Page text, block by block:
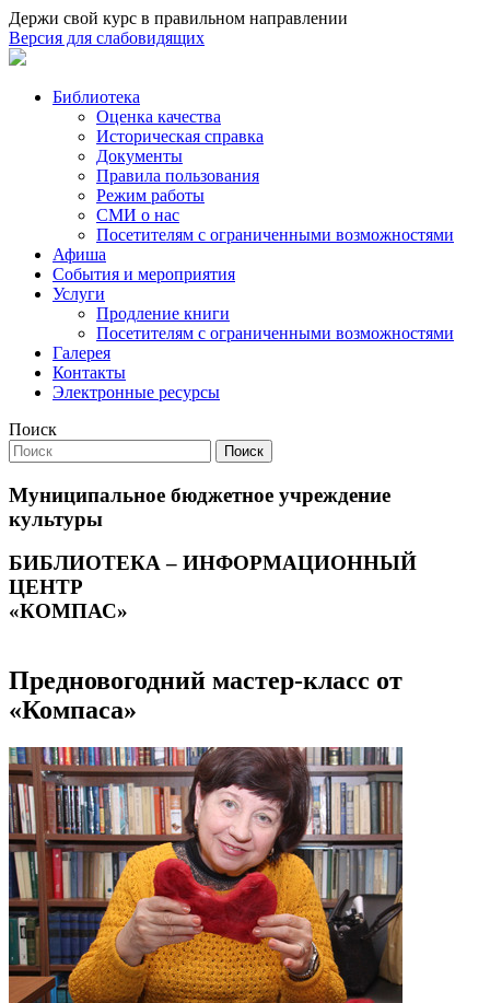
Держи свой курс в правильном направлении
Версия для слабовидящих
Библиотека
Оценка качества
Историческая справка
Документы
Правила пользования
Режим работы
СМИ о нас
Посетителям с ограниченными возможностями
Афиша
События и мероприятия
Услуги
Продление книги
Посетителям с ограниченными возможностями
Галерея
Контакты
Электронные ресурсы
Поиск
Поиск
Муниципальное бюджетное учреждение
культуры
БИБЛИОТЕКА – ИНФОРМАЦИОННЫЙ
ЦЕНТР
«КОМПАС»
Предновогодний мастер-класс от
«Компаса»